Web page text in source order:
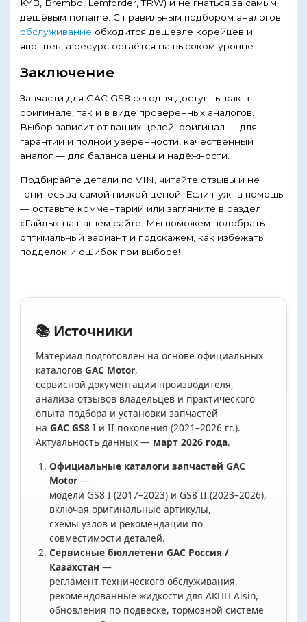
KYB, Brembo, Lemforder, TRW) и не гнаться за самым
дешёвым noname. С правильным подбором аналогов
обслуживание обходится дешевле корейцев и
японцев, а ресурс остаётся на высоком уровне.
Заключение
Запчасти для GAC GS8 сегодня доступны как в
оригинале, так и в виде проверенных аналогов.
Выбор зависит от ваших целей: оригинал — для
гарантии и полной уверенности, качественный
аналог — для баланса цены и надёжности.
Подбирайте детали по VIN, читайте отзывы и не
гонитесь за самой низкой ценой. Если нужна помощь
— оставьте комментарий или загляните в раздел
«Гайды» на нашем сайте. Мы поможем подобрать
оптимальный вариант и подскажем, как избежать
подделок и ошибок при выборе!
📚 Источники
Материал подготовлен на основе официальных
каталоговGAC Motor,
сервисной документации производителя,
анализа отзывов владельцев и практического
опыта подбора и установки запчастей
наGAC GS8 I и II поколения (2021–2026 гг.).
Актуальность данных — март 2026 года.
Официальные каталоги запчастей GAC
Motor —
модели GS8 I (2017–2023) и GS8 II (2023–2026),
включая оригинальные артикулы,
схемы узлов и рекомендации по
совместимости деталей.
Сервисные бюллетени GAC Россия /
Казахстан —
регламент технического обслуживания,
рекомендованные жидкости для АКПП Aisin,
обновления по подвеске, тормозной системе